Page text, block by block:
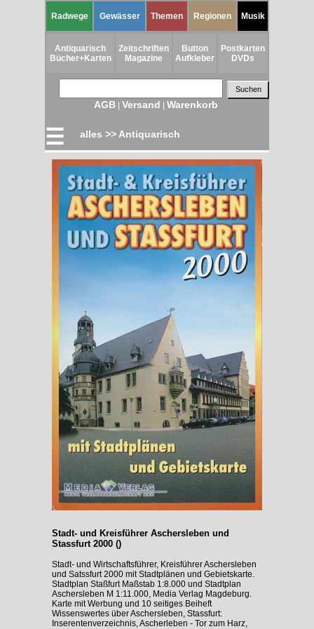
Radwege Gewässer Themen Regionen Musik
Antiquarisch
Bücher+Karten
Zeitschriften
Magazine
Button
Aufkleber
Postkarten
DVDs
AGB | Versand | Warenkorb
☰ alles >> Antiquarisch
Stadt- und Kreisführer Aschersleben und
Stassfurt 2000 ()
Stadt- und Wirtschaftsführer, Kreisführer Aschersleben
und Satssfurt 2000 mit Stadtplänen und Gebietskarte.
Stadtplan Staßfurt Maßstab 1:8.000 und Stadtplan
Aschersleben M 1:11.000, Media Verlag Magdeburg.
Karte mit Werbung und 10 seitiges Beiheft
Wissenswertes über Aschersleben, Stassfurt:
Inserentenverzeichnis, Ascherleben - Tor zum Harz,